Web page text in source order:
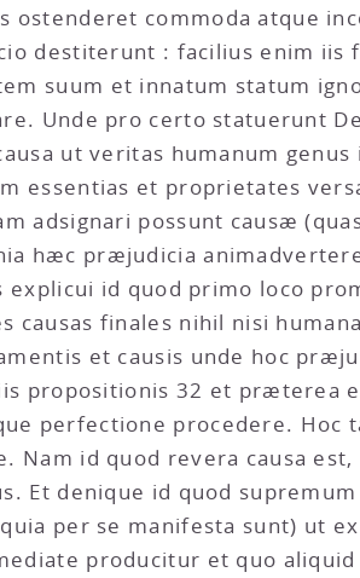
ostenderet commoda atque
destiterunt : facilius enim iis
suum et innatum statum
Unde pro certo statuerunt
ut veritas humanum
essentias et proprietates
adsignari possunt causæ
hæc præjudicia
explicui id quod primo loco
causas finales nihil nisi
et causis unde hoc
propositionis 32 et præterea
perfectione procedere. Hoc
Nam id quod revera causa
Et denique id quod
per se manifesta sunt) ut
producitur et quo